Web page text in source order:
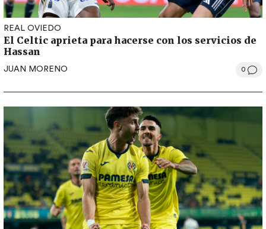
REAL OVIEDO
El Celtic aprieta para hacerse con los servicios de
Hassan
JUAN MORENO 0